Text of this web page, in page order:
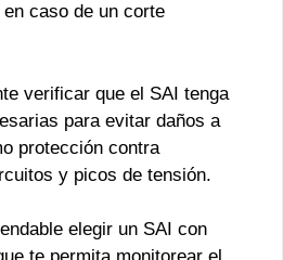
caso de un corte
verificar que el SAI tenga
para evitar daños a
protección contra
y picos de tensión.
elegir un SAI con